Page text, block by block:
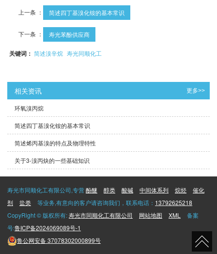
上一条 ： 简述四丁基溴化铵的基本常识
下一条 ： 寿光苯酚供应商
关键词：简述溴辛烷 寿光同顺化工
相关资讯 更多>>
环氧溴丙烷
简述四丁基溴化铵的基本常识
简述烯丙基溴的特点及物理特性
关于3-溴丙炔的一些基础知识
寿光市同顺化工有限公司,专营酚醚 醇类 酸碱 中间体系列 烷烃
催化
剂
盐类 等业务,有意向的客户请咨询我们，联系电话： 13792625218
CopyRight © 版权所有:寿光市同顺化工有限公司 网站地图 XML
备案
号:鲁ICP备2024069089号-1
鲁公网安备37078302000899号